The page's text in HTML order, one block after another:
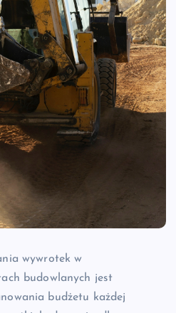
wywrotek w
budowlanych jest
budżetu każdej